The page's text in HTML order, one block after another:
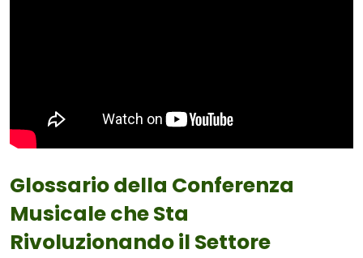
Glossario della Conferenza
Musicale che Sta
Rivoluzionando il Settore